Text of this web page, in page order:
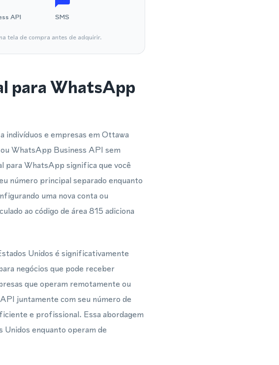
API SMS
tela de compra antes de adquirir.
para WhatsApp
indivíduos e empresas em Ottawa
WhatsApp Business API sem
para WhatsApp significa que você
número principal separado enquanto
uma nova conta ou
ao código de área 815 adiciona
Unidos é significativamente
negócios que pode receber
que operam remotamente ou
juntamente com seu número de
e profissional. Essa abordagem
Unidos enquanto operam de